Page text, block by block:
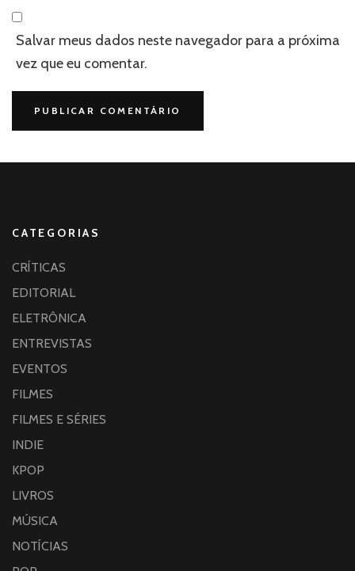
Salvar meus dados neste navegador para a próxima
vez que eu comentar.
CATEGORIAS
CRÍTICAS
EDITORIAL
ELETRÔNICA
ENTREVISTAS
EVENTOS
FILMES
FILMES E SÉRIES
INDIE
KPOP
LIVROS
MÚSICA
NOTÍCIAS